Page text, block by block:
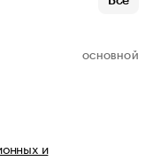
ОСНОВНОЙ
и